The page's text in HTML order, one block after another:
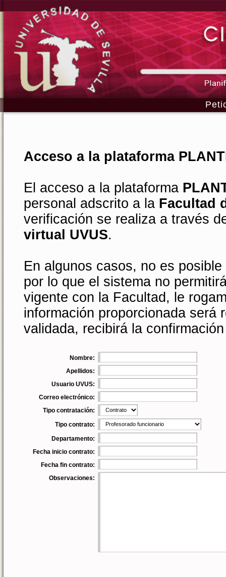
Acceso a la plataforma
El acceso a la plataforma
personal adscrito a la Facultad
verificación se realiza a través
virtual UVUS.
En algunos casos, no es
por lo que el sistema no
vigente con la Facultad, le
información proporcionada será
validada, recibirá la
Nombre:
Apellidos:
Usuario UVUS:
Correo electrónico:
Tipo contratación:
Tipo contrato:
Departamento:
Fecha inicio contrato:
Fecha fin contrato:
Observaciones: